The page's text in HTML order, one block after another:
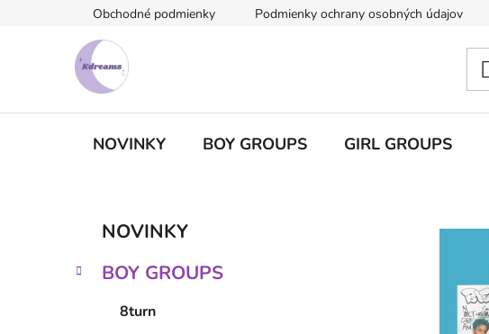
Obchodné podmienky Podmienky ochrany osobných údajov
NOVINKY BOY GROUPS GIRL GROUPS
č
Preskočiť
kategórie
e
NOVINKY
BOY GROUPS
8turn